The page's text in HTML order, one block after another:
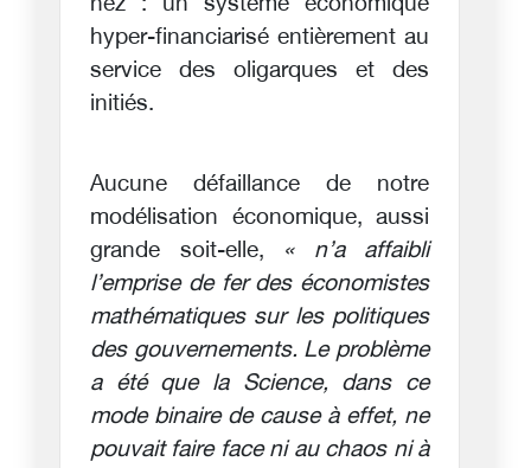
hyper-financiarisé entièrement au
service des oligarques et des
initiés.
Aucune défaillance de notre
modélisation économique, aussi
grande soit-elle, « n’a affaibli
l’emprise de fer des économistes
mathématiques sur les politiques
des gouvernements. Le problème
a été que la Science, dans ce
mode binaire de cause à effet, ne
pouvait faire face ni au chaos ni à